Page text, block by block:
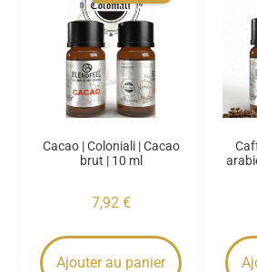
Cacao | Coloniali | Cacao
brut | 10 ml
7,92 €
Ajouter au panier